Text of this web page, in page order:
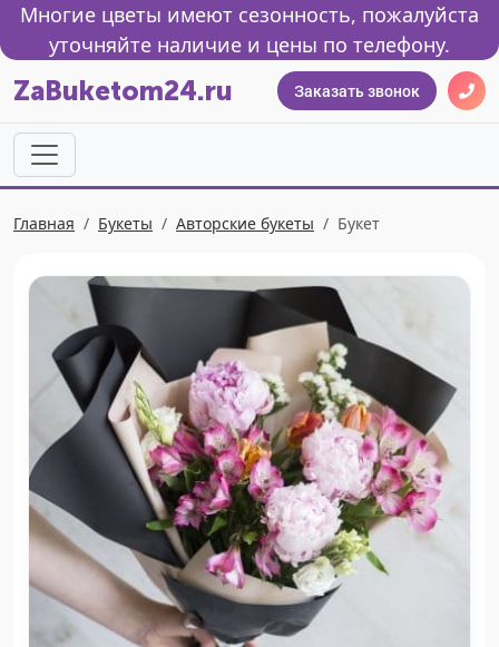
Многие цветы имеют сезонность, пожалуйста
уточняйте наличие и цены по телефону.
ZaBuketom24.ru Заказать звонок
Главная Букеты Авторские букеты Букет